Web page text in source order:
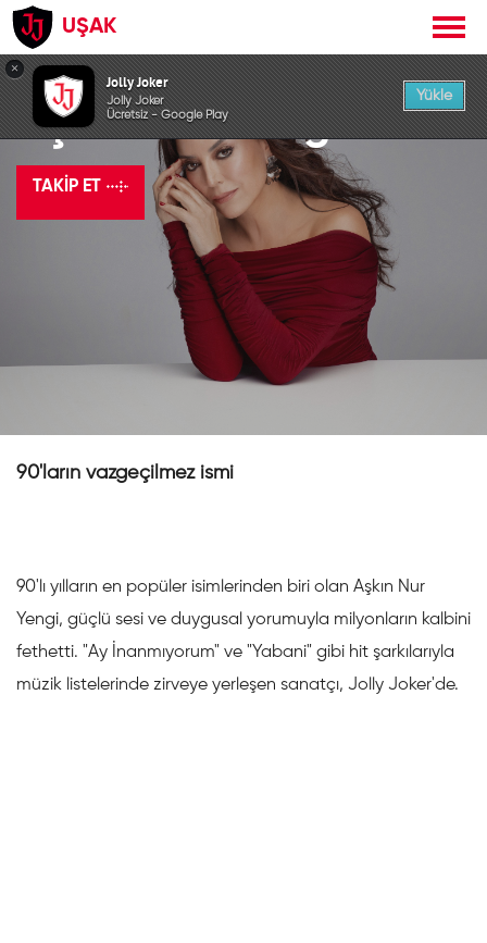
UŞAK
Aşkın Nur Yengi
TAKIP ET
90'ların vazgeçilmez ismi
90'lı yılların en popüler isimlerinden biri olan Aşkın Nur
Yengi, güçlü sesi ve duygusal yorumuyla milyonların kalbini
fethetti. "Ay İnanmıyorum" ve "Yabani" gibi hit şarkılarıyla
müzik listelerinde zirveye yerleşen sanatçı, Jolly Joker'de.
×
Jolly Joker
Jolly Joker
Ücretsiz - Google Play
Yükle